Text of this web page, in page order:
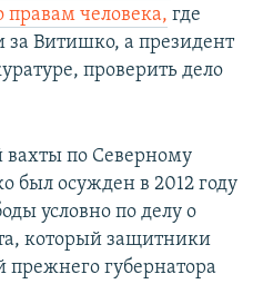
правам человека, где
Витишко, а президент
проверить дело
вахты по Северному
был осужден в 2012 году
условно по делу о
который защитники
губернатора